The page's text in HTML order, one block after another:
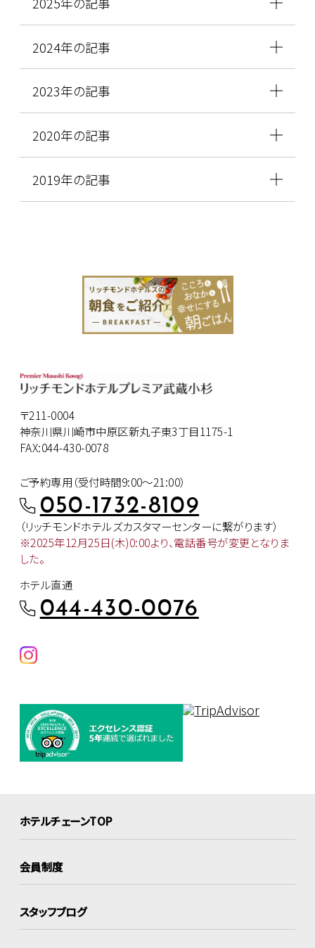
2024年の記事
2023年の記事
2020年の記事
2019年の記事
〒211-0004
神奈川県川崎市中原区新丸子東3丁目1175-1
FAX:044-430-0078
ご予約専用（受付時間9:00～21:00）
050-1732-8109
（リッチモンドホテルズカスタマーセンターに繋がります）
※2025年12月25日(木)0:00より、電話番号が変更となりま
した。
ホテル直通
044-430-0076
ホテルチェーンTOP
会員制度
スタッフブログ